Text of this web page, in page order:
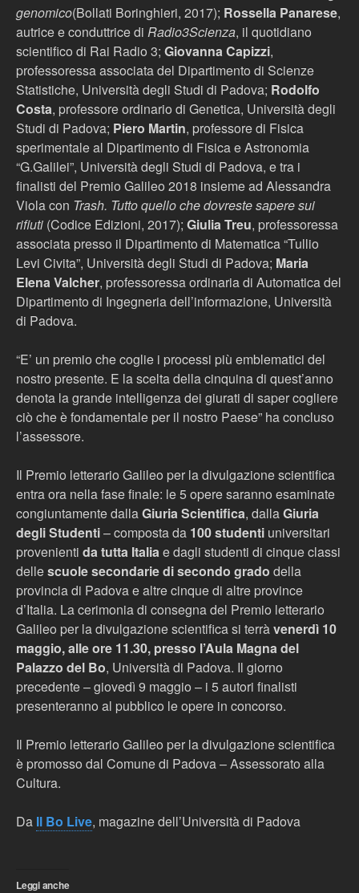
genomico(Bollati Boringhieri, 2017); Rossella Panarese,
autrice e conduttrice di Radio3Scienza, il quotidiano
scientifico di Rai Radio 3; Giovanna Capizzi,
professoressa associata del Dipartimento di Scienze
Statistiche, Università degli Studi di Padova; Rodolfo
Costa, professore ordinario di Genetica, Università degli
Studi di Padova; Piero Martin, professore di Fisica
sperimentale al Dipartimento di Fisica e Astronomia
“G.Galilei”, Università degli Studi di Padova, e tra i
finalisti del Premio Galileo 2018 insieme ad Alessandra
Viola con Trash. Tutto quello che dovreste sapere sui
rifiuti (Codice Edizioni, 2017); Giulia Treu, professoressa
associata presso il Dipartimento di Matematica “Tullio
Levi Civita”, Università degli Studi di Padova; Maria
Elena Valcher, professoressa ordinaria di Automatica del
Dipartimento di Ingegneria dell’informazione, Università
di Padova.
“E’ un premio che coglie i processi più emblematici del
nostro presente. E la scelta della cinquina di quest’anno
denota la grande intelligenza dei giurati di saper cogliere
ciò che è fondamentale per il nostro Paese” ha concluso
l’assessore.
Il Premio letterario Galileo per la divulgazione scientifica
entra ora nella fase finale: le 5 opere saranno esaminate
congiuntamente dallaGiuria Scientifica, dallaGiuria
degli Studenti– composta da 100 studenti universitari
provenienti da tutta Italiae dagli studenti di cinque classi
dellescuole secondarie di secondo grado della
provincia di Padova e altre cinque di altre province
d’Italia. La cerimonia di consegna del Premio letterario
Galileo per la divulgazione scientifica si terràvenerdì 10
maggio, alle ore 11.30, presso l’Aula Magna del
Palazzo del Bo, Università di Padova. Il giorno
precedente – giovedì 9 maggio – i 5 autori finalisti
presenteranno al pubblico le opere in concorso.
Il Premio letterario Galileo per la divulgazione scientifica
è promosso dal Comune di Padova – Assessorato alla
Cultura.
Da Il Bo Live, magazine dell’Università di Padova
Leggi anche